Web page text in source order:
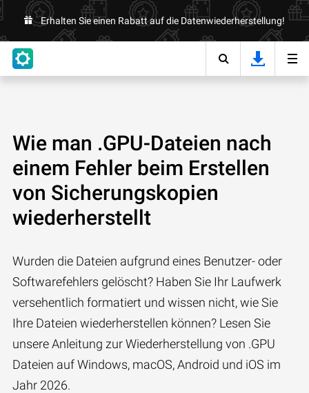
Erhalten Sie einen Rabatt auf die Datenwiederherstellung!
Wie man .GPU-Dateien nach
einem Fehler beim Erstellen
von Sicherungskopien
wiederherstellt
Wurden die Dateien aufgrund eines Benutzer- oder
Softwarefehlers gelöscht? Haben Sie Ihr Laufwerk
versehentlich formatiert und wissen nicht, wie Sie
Ihre Dateien wiederherstellen können? Lesen Sie
unsere Anleitung zur Wiederherstellung von .GPU
Dateien auf Windows, macOS, Android und iOS im
Jahr 2026.